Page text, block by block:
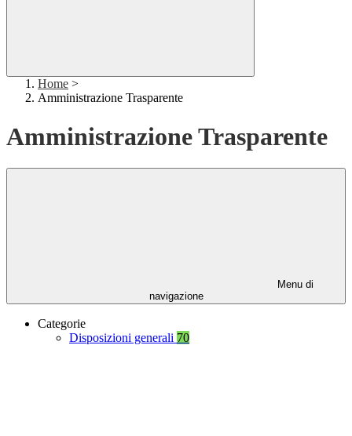
Home >
Amministrazione Trasparente
Amministrazione Trasparente
Menu di
navigazione
Categorie
Disposizioni generali 70